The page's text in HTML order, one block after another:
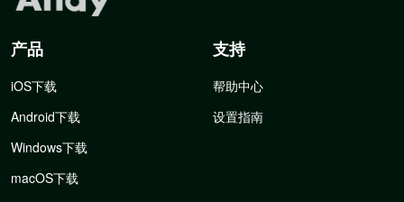
产品
iOS下载
Android下载
Windows下载
macOS下载
支持
帮助中心
设置指南